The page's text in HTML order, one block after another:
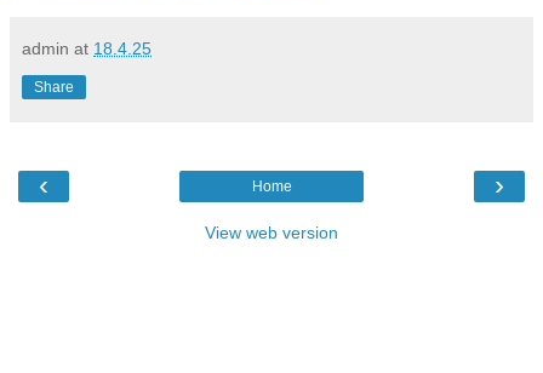
admin at 18.4.25
Share
‹ ›
Home
View web version